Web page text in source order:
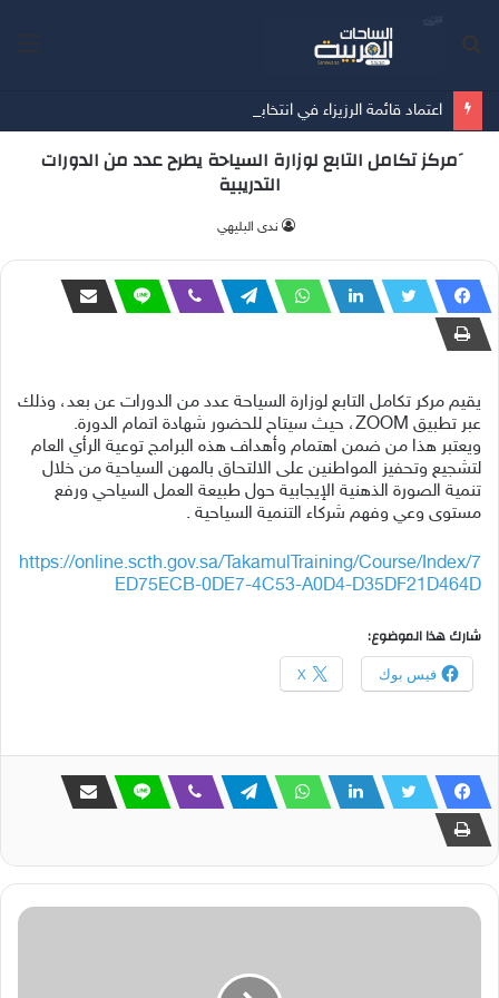
اعتماد قائمة الرزيزاء في انتخابات اتحاد كرة القدم
َمركز تكامل التابع لوزارة السياحة يطرح عدد من الدورات
التدريبية
ندى البليهي
يقيم مركر تكامل التابع لوزارة السياحة عدد من الدورات عن بعد، وذلك
عبر تطبيق ZOOM، حيث سيتاح للحضور شهادة اتمام الدورة.
ويعتبر هذا من ضمن اهتمام وأهداف هذه البرامج توعية الرأي العام
لتشجيع وتحفيز المواطنين على الالتحاق بالمهن السياحية من خلال
تنمية الصورة الذهنية الإيجابية حول طبيعة العمل السياحي ورفع
مستوى وعي وفهم شركاء التنمية السياحية .
https://online.scth.gov.sa/TakamulTraining/Course/Index/7
ED75ECB-0DE7-4C53-A0D4-D35DF21D464D
شارك هذا الموضوع:
فيس بوك X